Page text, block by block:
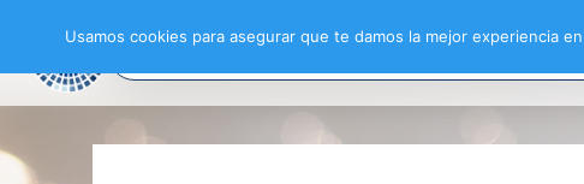
Usamos cookies para asegurar que te damos la mejor experiencia